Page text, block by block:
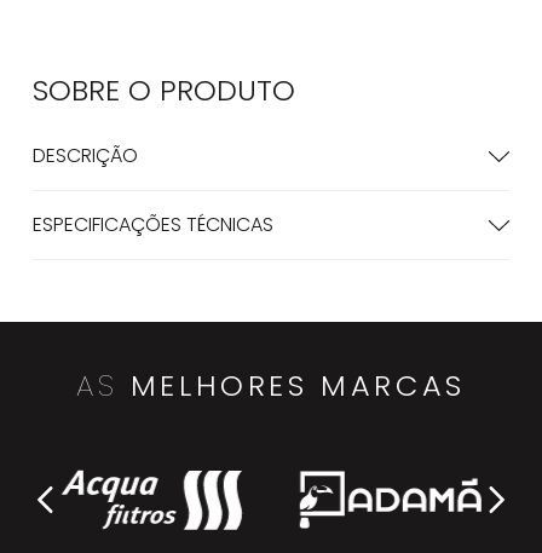
SOBRE O PRODUTO
DESCRIÇÃO
ESPECIFICAÇÕES TÉCNICAS
AS MELHORES MARCAS